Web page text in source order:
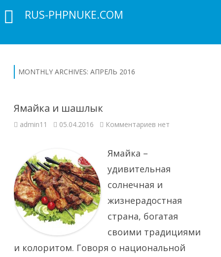
RUS-PHPNUKE.COM
MONTHLY ARCHIVES: АПРЕЛЬ 2016
Ямайка и шашлык
admin11 05.04.2016 Комментариев кнет
Ямайка –
удивительная
солнечная и
жизнерадостная
страна, богатая
своими традициями
и колоритом. Говоря о национальной